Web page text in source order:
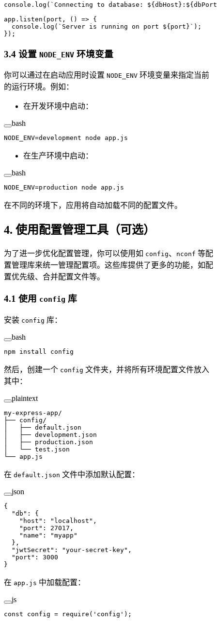
console. log ( `Connecting to database: ${ dbHost }:${ dbPort
app. listen (port, () => {
  console.
log ( `Server is running on port ${ port }` );
});
3.4 设置 NODE_ENV 环境变量
你可以通过在启动应用时设置 NODE_ENV 环境变量来指定当前
的运行环境。例如：
在开发环境中启动：
bash
NODE_ENV=development node app.js
在生产环境中启动：
bash
NODE_ENV=production node app.js
在不同的环境下，应用将自动加载不同的配置文件。
4. 使用配置管理工具（可选）
为了进一步优化配置管理，你可以使用如 config、 nconf 等配
置管理库来统一管理配置项。这些库提供了更多的功能，如配
置优先级、合并配置文件等。
4.1 使用 config 库
安装 config 库：
bash
npm install config
然后，创建一个 config 文件夹，并将所有环境配置文件放入
其中：
plaintext
my-express-app/
├── config/
│   ├── default.json
│   ├── development.json
│   ├── production.json
│   └── test.json
└── app.js
在 default.json 文件中添加默认配置：
json
{
  "db"
: {
    "host"
: "localhost" ,
    "port"
: 27017 ,
    "name"
:
"myapp"
  },
  "jwtSecret"
: "your-secret-key" ,
  "port"
: 3000
}
在 app.js 中加载配置：
js
const config = require ( 'config' );